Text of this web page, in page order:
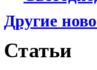
Другие
Статьи